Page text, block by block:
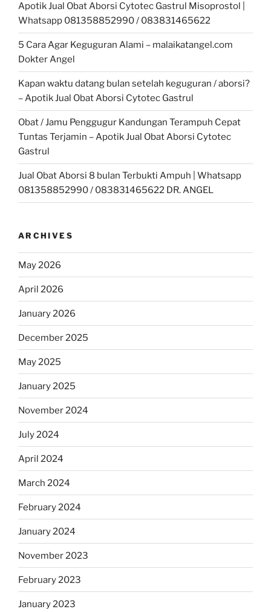
Apotik Jual Obat Aborsi Cytotec Gastrul Misoprostol |
Whatsapp 081358852990 / 083831465622
5 Cara Agar Keguguran Alami – malaikatangel.com
Dokter Angel
Kapan waktu datang bulan setelah keguguran / aborsi?
– Apotik Jual Obat Aborsi Cytotec Gastrul
Obat / Jamu Penggugur Kandungan Terampuh Cepat
Tuntas Terjamin – Apotik Jual Obat Aborsi Cytotec
Gastrul
Jual Obat Aborsi 8 bulan Terbukti Ampuh | Whatsapp
081358852990 / 083831465622 DR. ANGEL
ARCHIVES
May 2026
April 2026
January 2026
December 2025
May 2025
January 2025
November 2024
July 2024
April 2024
March 2024
February 2024
January 2024
November 2023
February 2023
January 2023